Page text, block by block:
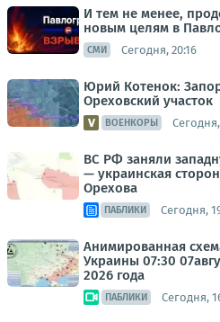
И тем не менее,
новым целям в
СМИ Сегодня, 20:16
Юрий Котенок:
Ореховский участок
ВОЕНКОРЫ Сегодня,
ВС РФ заняли
— украинская
Орехова
ПАБЛИКИ Сегодня,
Анимированная
Украины 07:30
2026 года
ПАБЛИКИ Сегодня,